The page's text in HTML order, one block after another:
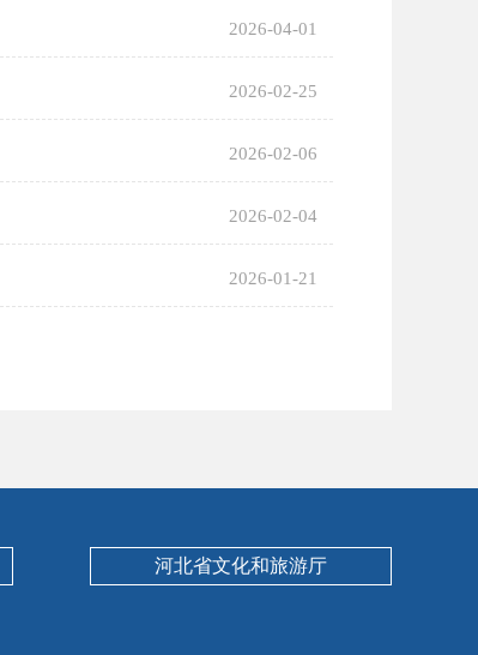
2026-04-01
2026-02-25
2026-02-06
2026-02-04
2026-01-21
河北省文化和旅游厅